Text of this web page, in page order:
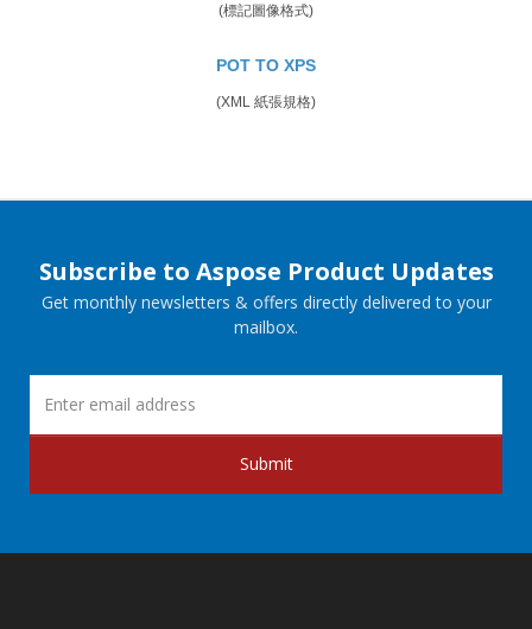
(標記圖像格式)
POT TO XPS
(XML 紙張規格)
Subscribe to Aspose Product Updates
Get monthly newsletters & offers directly delivered to your
mailbox.
Submit